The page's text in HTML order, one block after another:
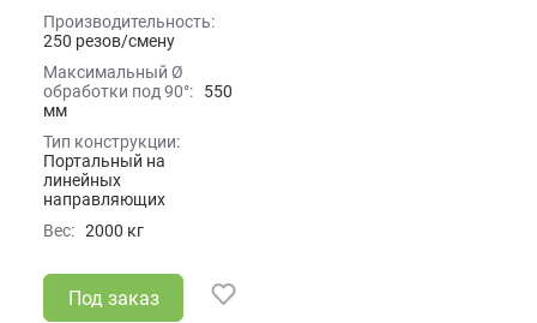
выписка из ЕГРЮЛ.
ТОРГ-12: 2 экземпляра
Счет-фактура
Товарная накладная
Производительность:
250 резов/смену
Максимальный Ø
обработки под 90°:
550
мм
Тип конструкции:
Портальный на
линейных
направляющих
Вес: 2000 кг
Под заказ